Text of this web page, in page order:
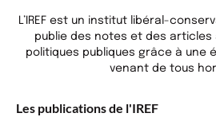
L’IREF est un institut libéral-
publie des notes et des articles
politiques publiques grâce à une
venant de tous
Les publications de l'IREF